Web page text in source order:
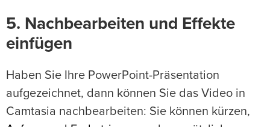
5. Nachbearbeiten und Effekte
einfügen
Haben Sie Ihre PowerPoint-Präsentation
aufgezeichnet, dann können Sie das Video in
Camtasia nachbearbeiten: Sie können kürzen,